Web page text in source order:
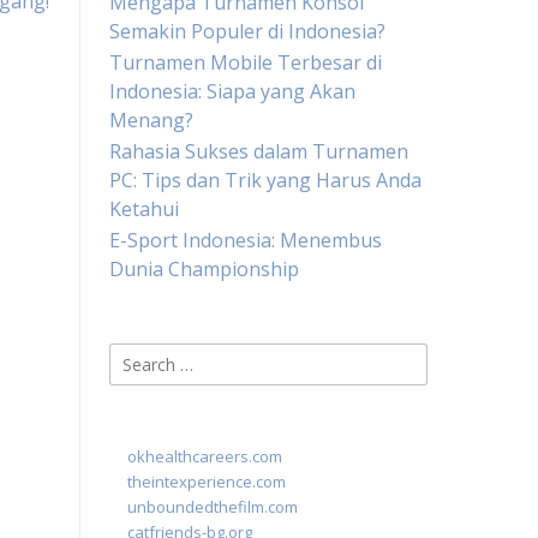
Semakin Populer di Indonesia?
Turnamen Mobile Terbesar di
Indonesia: Siapa yang Akan
Menang?
Rahasia Sukses dalam Turnamen
PC: Tips dan Trik yang Harus Anda
Ketahui
E-Sport Indonesia: Menembus
Dunia Championship
Search
for:
okhealthcareers.com
theintexperience.com
unboundedthefilm.com
catfriends-bg.org